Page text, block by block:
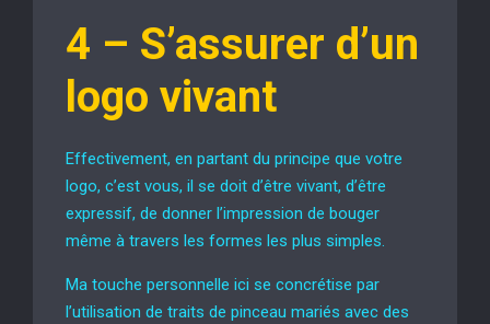
4 – S’assurer d’un
logo vivant
Effectivement, en partant du principe que votre
logo, c’est vous, il se doit d’être vivant, d’être
expressif, de donner l’impression de bouger
même à travers les formes les plus simples.
Ma touche personnelle ici se concrétise par
l’utilisation de traits de pinceau mariés avec des